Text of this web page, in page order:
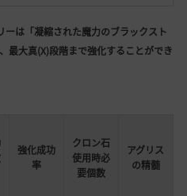
ーは「凝縮された魔力のブラックスト
最大真(X)段階まで強化することができ
強化成功
率
クロン石
使用時必
要個数
アグリス
の精髄